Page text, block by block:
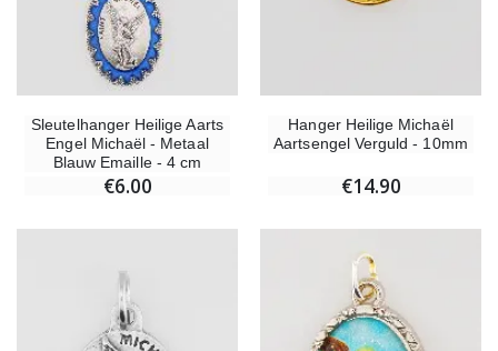
Sleutelhanger Heilige Aarts
Engel Michaël - Metaal
Blauw Emaille - 4 cm
€6.00
Hanger Heilige Michaël
Aartsengel Verguld - 10mm
€14.90